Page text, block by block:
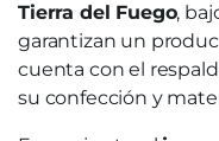
Tierra del Fuego,
garantizan un
cuenta con el
su confección y